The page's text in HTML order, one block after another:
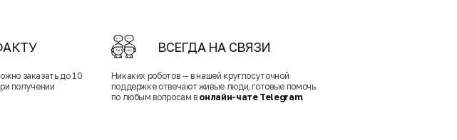
заказать до 10
получении
ВСЕГДА НА СВЯЗИ
Никаких роботов — в нашей круглосуточной
поддержке отвечают живые люди, готовые помочь
по любым вопросам в онлайн-чате Telegram.